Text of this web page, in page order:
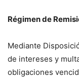
Régimen de
Mediante
de intereses y
obligaciones